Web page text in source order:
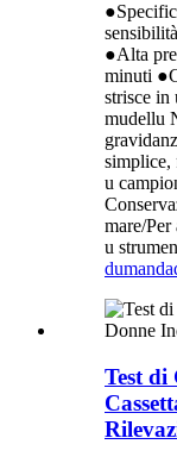
●Alta
minuti
strisce in
mudellu
simplice,
u
mare/
u
dumanda
Test di